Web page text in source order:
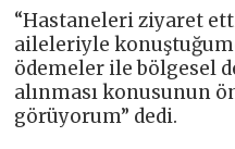
“Hastaneleri ziyaret
aileleriyle
ödemeler ile bölgesel
alınması konusunun
görüyorum” dedi.